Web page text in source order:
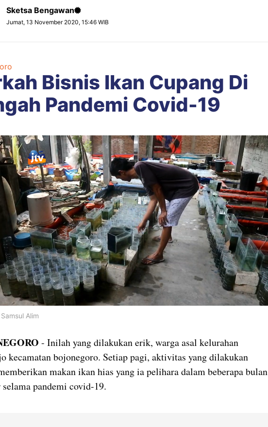
Sketsa Bengawan
Jumat, 13 November 2020, 15:46 WIB
Bisnis Ikan Cupang Di
Pandemi Covid-19
Alim
- Inilah yang dilakukan erik, warga asal kelurahan
kecamatan bojonegoro. Setiap pagi, aktivitas yang dilakukan
makan ikan hias yang ia pelihara dalam beberapa bulan
pandemi covid-19.